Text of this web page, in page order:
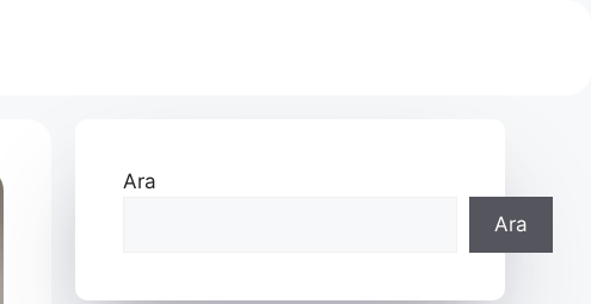
Ara
Ara